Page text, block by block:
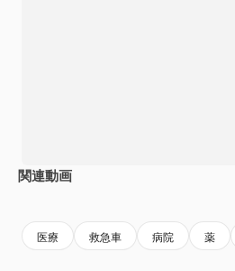
関連動画
医療 救急車 病院 薬